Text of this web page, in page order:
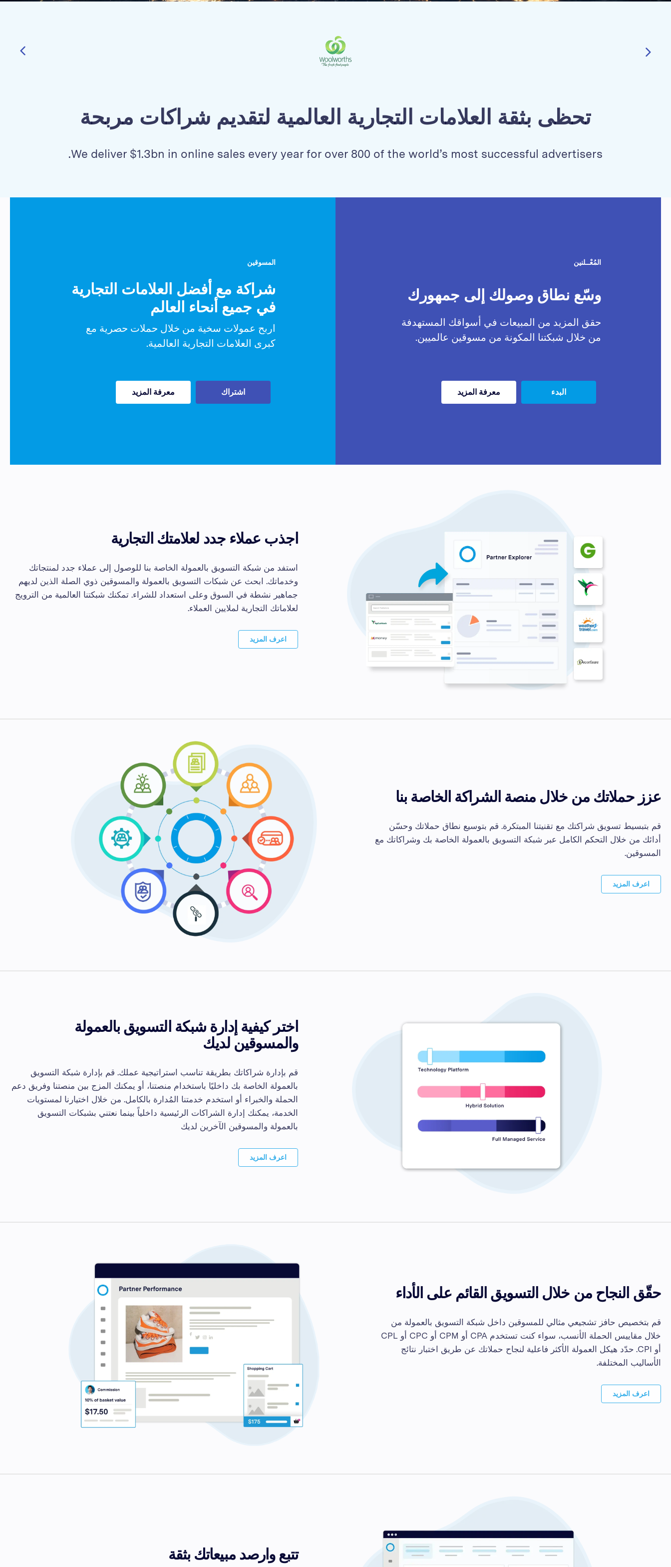
تحظى بثقة العلامات التجارية العالمية لتقديم شراكات مربحة
We deliver $1.3bn in online sales every year for over 800 of the world’s most successful advertisers.
المُعْــلنين
وسّع نطاق وصولك إلى جمهورك
حقق المزيد من المبيعات في أسواقك المستهدفة
من خلال شبكتنا المكونة من مسوقين عالميين.
البدء معرفة المزيد
المسوقين
شراكة مع أفضل العلامات التجارية
في جميع أنحاء العالم
اربح عمولات سخية من خلال حملات حصرية مع
كبرى العلامات التجارية العالمية.
اشتراك معرفة المزيد
اجذب عملاء جدد لعلامتك التجارية
استفد من شبكة التسويق بالعمولة الخاصة بنا للوصول إلى عملاء جدد لمنتجاتك
وخدماتك. ابحث عن شبكات التسويق بالعمولة والمسوقين ذوي الصلة الذين لديهم
جماهير نشطة في السوق وعلى استعداد للشراء. تمكنك شبكتنا العالمية من الترويج
لعلاماتك التجارية لملايين العملاء.
اعرف المزيد
عزز حملاتك من خلال منصة الشراكة الخاصة بنا
قم بتبسيط تسويق شراكتك مع تقنيتنا المبتكرة. قم بتوسيع نطاق حملاتك وحسّن
أدائك من خلال التحكم الكامل عبر شبكة التسويق بالعمولة الخاصة بك وشراكاتك مع
المسوقين.
اعرف المزيد
اختر كيفية إدارة شبكة التسويق بالعمولة
والمسوقين لديك
قم بإدارة شراكاتك بطريقة تناسب استراتيجية عملك. قم بإدارة شبكة التسويق
بالعمولة الخاصة بك داخليًا باستخدام منصتنا، أو يمكنك المزج بين منصتنا وفريق دعم
الحملة والخبراء أو استخدم خدمتنا المُدارة بالكامل. من خلال اختيارنا لمستويات
الخدمة، يمكنك إدارة الشراكات الرئيسية داخلياً بينما نعتني بشبكات التسويق
بالعمولة والمسوقين الآخرين لديك
اعرف المزيد
حقّق النجاح من خلال التسويق القائم على الأداء
قم بتخصيص حافز تشجيعي مثالي للمسوقين داخل شبكة التسويق بالعمولة من
خلال مقاييس الحملة الأنسب، سواء كنت تستخدم CPA أو CPM أو CPC أو CPL
أو CPI. حدّد هيكل العمولة الأكثر فاعلية لنجاح حملاتك عن طريق اختبار نتائج
الأساليب المختلفة.
اعرف المزيد
تتبع وارصد مبيعاتك بثقة